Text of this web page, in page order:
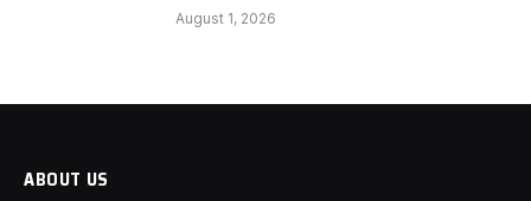
August 1, 2026
ABOUT US